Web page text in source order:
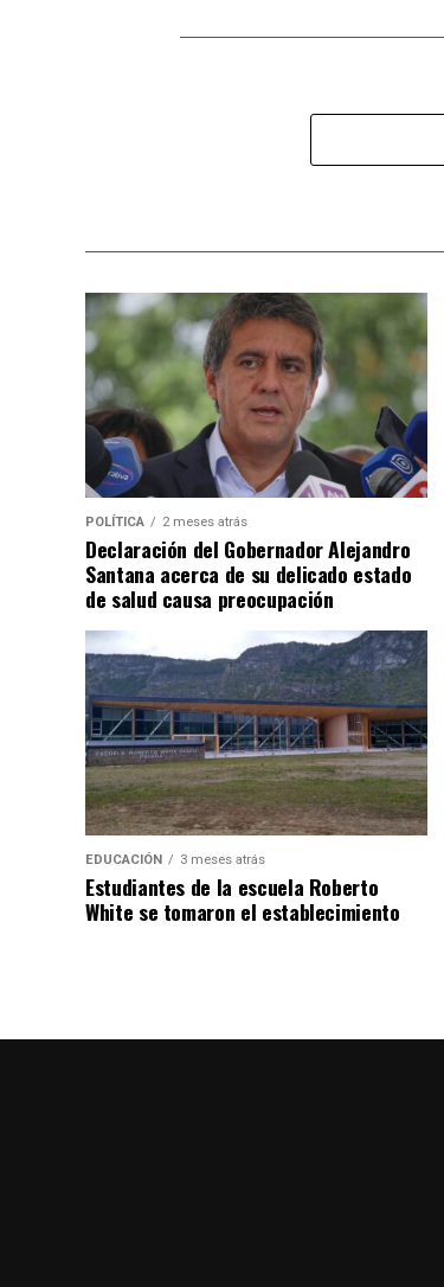
POLÍTICA 2 meses atrás
Declaración del Gobernador Alejandro
Santana acerca de su delicado estado
de salud causa preocupación
EDUCACIÓN 3 meses atrás
Estudiantes de la escuela Roberto
White se tomaron el establecimiento